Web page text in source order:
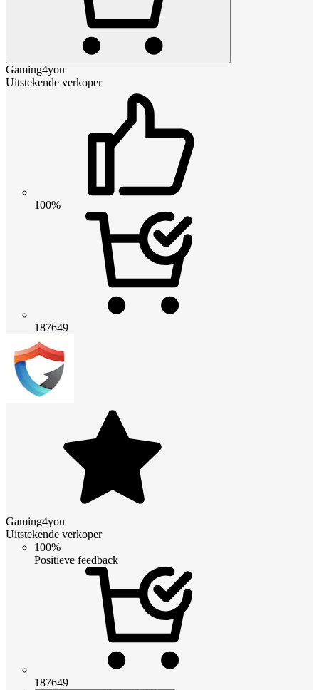
Gaming4you
Uitstekende verkoper
100%
187649
Gaming4you
Uitstekende verkoper
100%
Positieve feedback
187649